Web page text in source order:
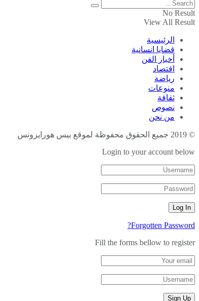
No Result
View All Result
الرئيسية
قضايا انسانية
أخبار الفن
اقتصاد
رياضة
منوعات
ثقافة
نصوص
من نحن
© 2019 جميع الحقوق محفوظة لموقع بيس هورايزونس
Login to your account below
Forgotten Password?
Fill the forms bellow to register